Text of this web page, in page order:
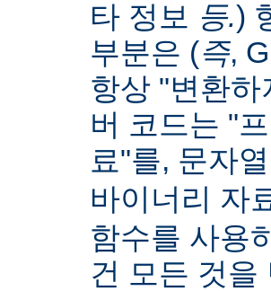
타 정보 등.)
부분은 (즉,
항상 "변환
버 코드는 "
료"를, 문자
바이너리 자
함수를 사용
건 모든 것을